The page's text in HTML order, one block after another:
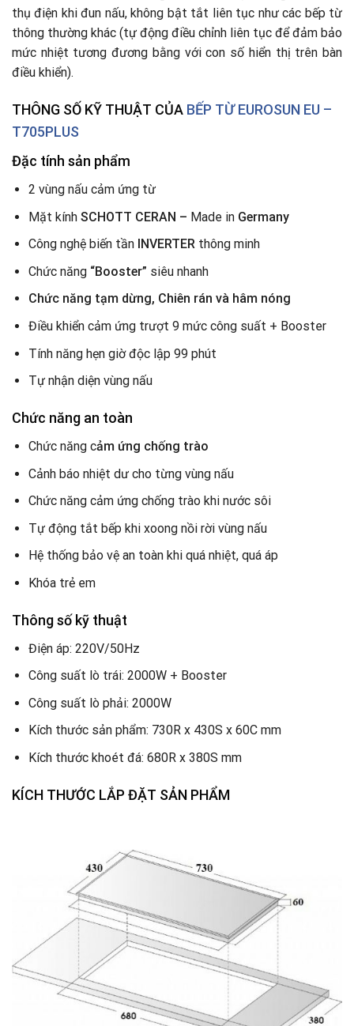
thụ điện khi đun nấu, không bật tắt liên tục như các bếp từ
thông thường khác (tự động điều chỉnh liên tục để đảm bảo
mức nhiệt tương đương bằng với con số hiển thị trên bàn
điều khiển).
THÔNG SỐ KỸ THUẬT CỦA BẾP TỪ EUROSUN EU –
T705PLUS
Đặc tính sản phẩm
2 vùng nấu cảm ứng từ
Mặt kính SCHOTT CERAN – Made in Germany
Công nghệ biến tần INVERTERthông minh
Chức năng “Booster” siêu nhanh
Chức năng tạm dừng, Chiên rán và hâm nóng
Điều khiển cảm ứng trượt 9 mức công suất + Booster
Tính năng hẹn giờ độc lập 99 phút
Tự nhận diện vùng nấu
Chức năng an toàn
Chức năng cảm ứng chống trào
Cảnh báo nhiệt dư cho từng vùng nấu
Chức năng cảm ứng chống trào khi nước sôi
Tự động tắt bếp khi xoong nồi rời vùng nấu
Hệ thống bảo vệ an toàn khi quá nhiệt, quá áp
Khóa trẻ em
Thông số kỹ thuật
Điện áp: 220V/50Hz
Công suất lò trái: 2000W + Booster
Công suất lò phải: 2000W
Kích thước sản phẩm: 730R x 430S x 60C mm
Kích thước khoét đá: 680R x 380S mm
KÍCH THƯỚC LẮP ĐẶT SẢN PHẨM